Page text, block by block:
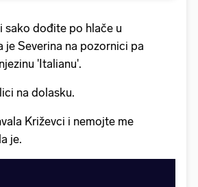
sako dođite po hlače u
je Severina na pozornici pa
'Italianu'.
na dolasku.
Križevci i nemojte me
je.